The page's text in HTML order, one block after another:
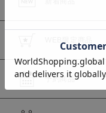
予約商品